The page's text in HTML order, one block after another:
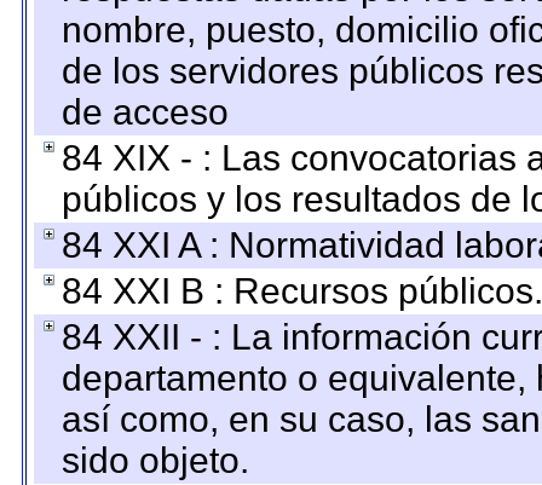
nombre, puesto, domicilio
de los servidores públicos
de acceso
84 XIX - : Las convocatorias
públicos y los resultados de
84 XXI A : Normatividad
84 XXI B : Recursos públicos.
84 XXII - : La información
departamento o
así como, en su caso, las
sido objeto.